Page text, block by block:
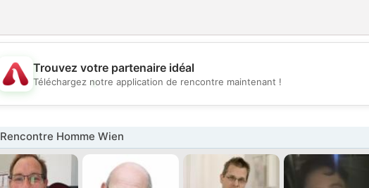
💕
Trouvez votre partenaire idéal
Téléchargez notre application de rencontre maintenant !
Rencontre Homme Wien